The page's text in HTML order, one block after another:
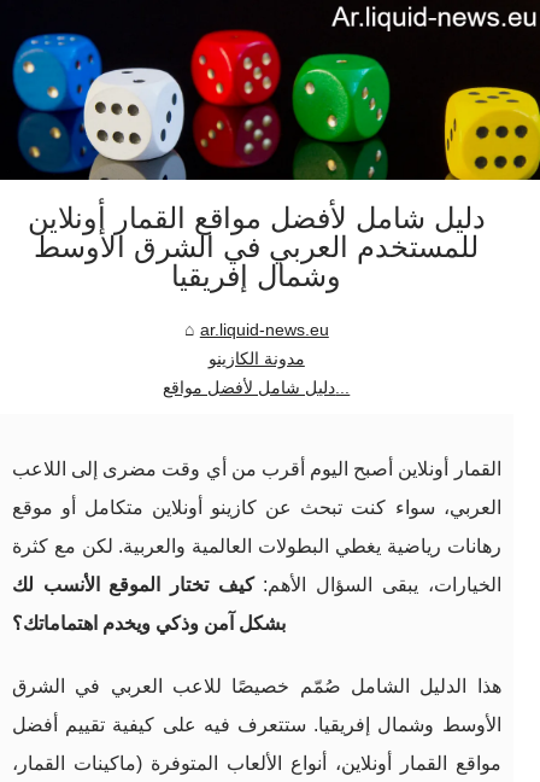
دليل شامل لأفضل مواقع القمار أونلاين
للمستخدم العربي في الشرق الأوسط
وشمال إفريقيا
ar.liquid-news.eu
مدونة الكازينو
دليل شامل لأفضل مواقع...
القمار أونلاين أصبح اليوم أقرب من أي وقت مضرى إلى اللاعب
العربي، سواء كنت تبحث عن كازينو أونلاين متكامل أو موقع
رهانات رياضية يغطي البطولات العالمية والعربية. لكن مع كثرة
الخيارات، يبقى السؤال الأهم:كيف تختار الموقع الأنسب لك
بشكل آمن وذكي ويخدم اهتماماتك؟
هذا الدليل الشامل صُمّم خصيصًا للاعب العربي في الشرق
الأوسط وشمال إفريقيا. ستتعرف فيه على كيفية تقييم أفضل
مواقع القمار أونلاين، أنواع الألعاب المتوفرة (ماكينات القمار،